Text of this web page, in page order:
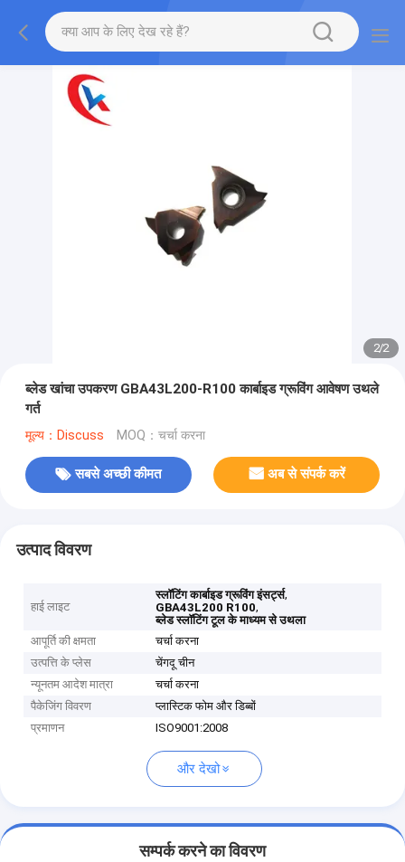
2/2
ब्लेड खांचा उपकरण GBA43L200-R100 कार्बाइड ग्रूविंग आवेषण उथले
गर्त
मूल्य：Discuss MOQ：चर्चा करना
सबसे अच्छी कीमत अब से संपर्क करें
उत्पाद विवरण
हाई लाइट
स्लॉटिंग कार्बाइड ग्रूविंग इंसर्ट्स,
GBA43L200 R100,
ब्लेड स्लॉटिंग टूल के माध्यम से उथला
आपूर्ति की क्षमता
चर्चा करना
उत्पत्ति के प्लेस
चेंगदू चीन
न्यूनतम आदेश मात्रा
चर्चा करना
पैकेजिंग विवरण
प्लास्टिक फोम और डिब्बों
प्रमाणन
ISO9001:2008
और देखो
सम्पर्क करने का विवरण